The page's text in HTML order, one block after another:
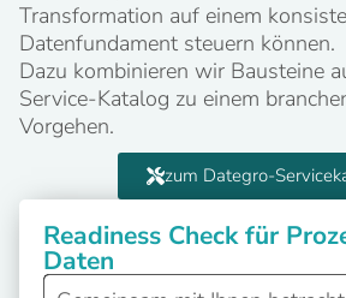
Transformation auf einem
Datenfundament steuern können.
Dazu kombinieren wir Bausteine
Service-Katalog zu einem
Vorgehen.
zum Dategro-
Readiness Check für
Daten